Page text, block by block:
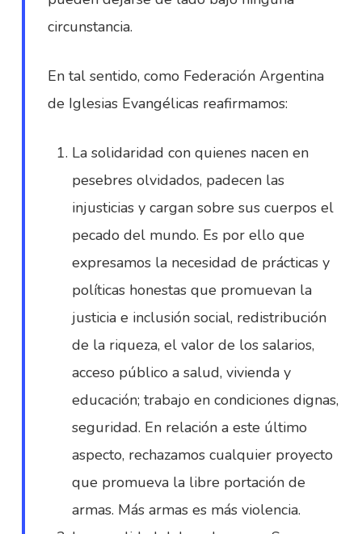
circunstancia.
En tal sentido, como Federación Argentina
de Iglesias Evangélicas reafirmamos:
La solidaridad con quienes nacen en
pesebres olvidados, padecen las
injusticias y cargan sobre sus cuerpos el
pecado del mundo. Es por ello que
expresamos la necesidad de prácticas y
políticas honestas que promuevan la
justicia e inclusión social, redistribución
de la riqueza, el valor de los salarios,
acceso público a salud, vivienda y
educación; trabajo en condiciones dignas,
seguridad. En relación a este último
aspecto, rechazamos cualquier proyecto
que promueva la libre portación de
armas. Más armas es más violencia.